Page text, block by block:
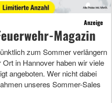
Anzeige
Magazin
zum Sommer verlängern
in Hannover haben wir viele
angeboten. Wer nicht dabei
unseres Sommer-Sales